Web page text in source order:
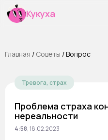
Кукуха
Главная / Cоветы /Вопрос
Тревога, страх
Проблема страха
нереальности
4:58,18.02.2023